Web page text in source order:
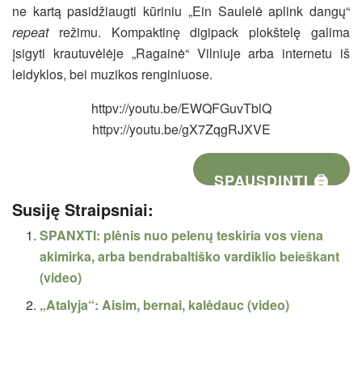
ne kartą pasidžiaugti kūriniu „Ein Saulelė aplink dangų“
repeatrežimu. Kompaktinę digipack plokštelę galima
įsigyti krautuvėlėje „Ragainė“ Vilniuje arba internetu iš
leidyklos, bei muzikos renginiuose.
httpv://youtu.be/EWQFGuvTblQ
httpv://youtu.be/gX7ZqgRJXVE
SPAUSDINTI 🖨
Susiję Straipsniai:
SPANXTI: plėnis nuo pelenų teskiria vos viena
akimirka, arba bendrabaltiško vardiklio beieškant
(video)
„Atalyja“: Aisim, bernai, kalėdauc (video)